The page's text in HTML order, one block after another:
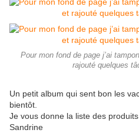
Pour mon fond de page j’ai
rajouté quelques
Un petit album qui sent bon les
bientôt.
Je vous donne la liste des
Sandrine